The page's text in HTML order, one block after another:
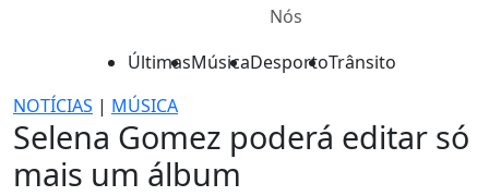
Nós
ÚltimasMúsicaDesportoTrânsito
NOTÍCIAS | MÚSICA
Selena Gomez poderá editar só
mais um álbum